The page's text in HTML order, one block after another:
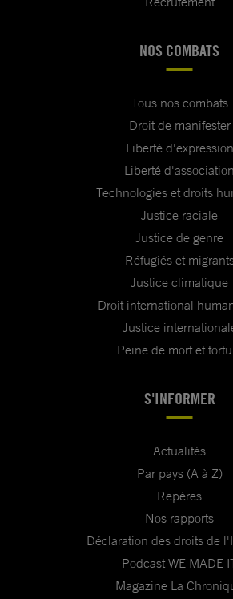
NOS COMBATS
Tous nos combats
Droit de manifester
Liberté d'expression
Liberté d'association
Technologies et droits
Justice raciale
Justice de genre
Réfugiés et
Justice climatique
Droit international
Justice
Peine de mort et
S'INFORMER
Actualités
Par pays (A à Z)
Repères
Nos rapports
Déclaration des droits de
Podcast WE MADE
Magazine La